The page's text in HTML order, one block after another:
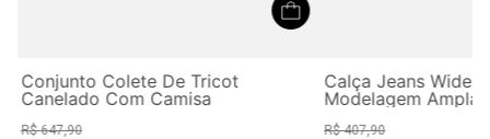
Conjunto Colete De Tricot
Canelado Com Camisa
R$ 647,90
Calça Jeans Wide
Modelagem Ampla
R$ 407,90